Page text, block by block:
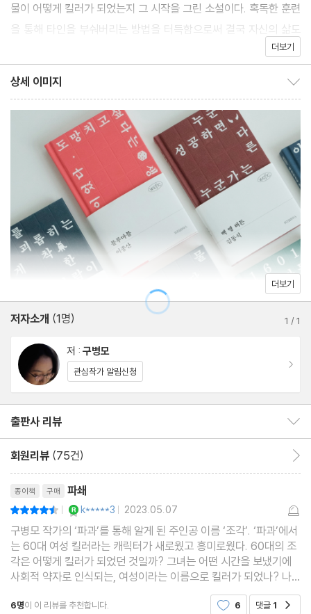
물이 어떻게 킬러가 되었는지 그 시작을 그린 소설이다. 혹독한 훈련
을 통해 타인을 부숴버리는 방법을 터득함으로써 결국 자신의 삶도
산산조각 나기를 선택한 조각의 탄생기가 구병모 작가의 압도적인
더보기
상세 이미지
더보기
저자소개 (1명) 1 /1
저 : 구병모
관심작가 알림신청
출판사 리뷰
회원리뷰 (75건)
종이책 구매 파쇄
| k*****3 | 2023.05.07
구병모 작가의 ‘파과’를 통해 알게 된 주인공 이름 ‘조각’. ‘파과’에서
는 60대 여성 킬러라는 캐릭터가 새로웠고 흥미로웠다. 60대의 조
각은 어떻게 킬러가 되었던 것일까? 그녀는 어떤 시간을 보냈기에
사회적 약자로 인식되는, 여성이라는 이름으로 킬러가 되었나? 나
와 같은 궁금증을 가진 독자들이 많았나? ^^ 작가가 조각의 10대
시절 모습을 이야기하고 있으니까. 책은 결코,
6명이 이 리뷰를 추천합니다. 6 댓글 1